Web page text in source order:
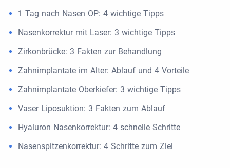
1 Tag nach Nasen OP: 4 wichtige Tipps
Nasenkorrektur mit Laser: 3 wichtige Tipps
Zirkonbrücke: 3 Fakten zur Behandlung
Zahnimplantate im Alter: Ablauf und 4 Vorteile
Zahnimplantate Oberkiefer: 3 wichtige Tipps
Vaser Liposuktion: 3 Fakten zum Ablauf
Hyaluron Nasenkorrektur: 4 schnelle Schritte
Nasenspitzenkorrektur: 4 Schritte zum Ziel